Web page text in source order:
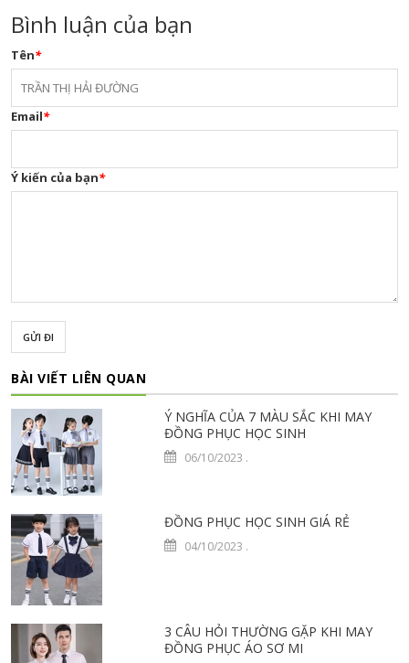
Bình luận của bạn
Tên*
Email*
Ý kiến của bạn*
GỬI ĐI
BÀI VIẾT LIÊN QUAN
Ý NGHĨA CỦA 7 MÀU SẮC KHI MAY
ĐỒNG PHỤC HỌC SINH
06/10/2023 .
ĐỒNG PHỤC HỌC SINH GIÁ RẺ
04/10/2023 .
3 CÂU HỎI THƯỜNG GẶP KHI MAY
ĐỒNG PHỤC ÁO SƠ MI